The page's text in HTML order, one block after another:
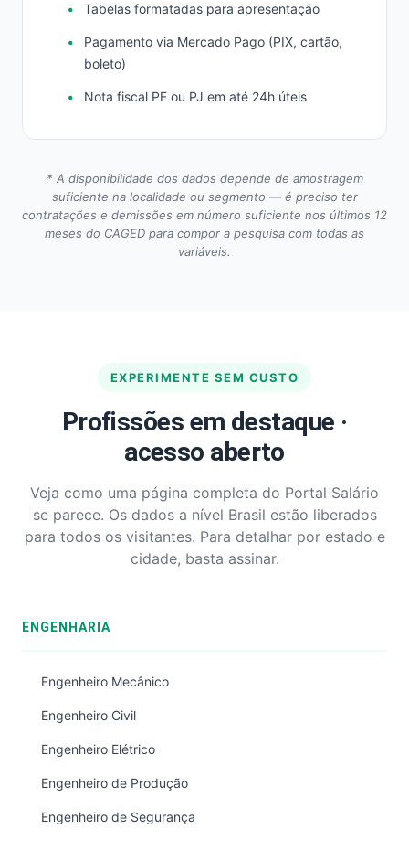
Tabelas formatadas para apresentação
Pagamento via Mercado Pago (PIX, cartão,
boleto)
Nota fiscal PF ou PJ em até 24h úteis
* A disponibilidade dos dados depende de amostragem
suficiente na localidade ou segmento — é preciso ter
contratações e demissões em número suficiente nos últimos 12
meses do CAGED para compor a pesquisa com todas as
variáveis.
EXPERIMENTE SEM CUSTO
Profissões em destaque ·
acesso aberto
Veja como uma página completa do Portal Salário
se parece. Os dados a nível Brasil estão liberados
para todos os visitantes. Para detalhar por estado e
cidade, basta assinar.
ENGENHARIA
Engenheiro Mecânico
Engenheiro Civil
Engenheiro Elétrico
Engenheiro de Produção
Engenheiro de Segurança